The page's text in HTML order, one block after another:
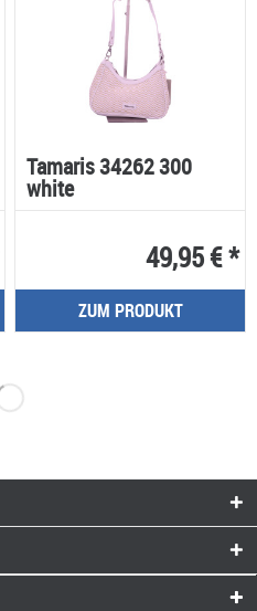
Tamaris 34262 300
white
49,95 € *
ZUM PRODUKT